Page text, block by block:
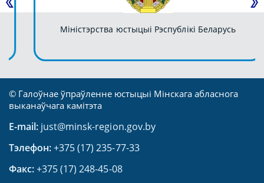
Міністэрства юстыцыі Рэспублікі Беларусь
© Галоўнае ўпраўленне юстыцыі Мінскага абласнога
выканаўчага камітэта
E-mail: just@minsk-region.gov.by
Тэлефон:+375 (17) 235-77-33
Факс:+375 (17) 248-45-08